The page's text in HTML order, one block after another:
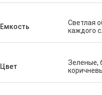
Емкость
Светлая
каждого
Цвет
Зеленые,